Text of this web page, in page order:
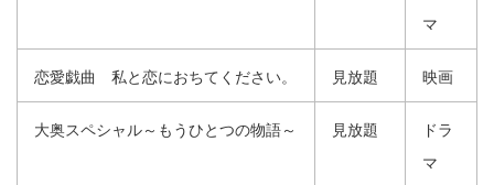
マ
恋愛戯曲 私と恋におちてください。 見放題 映画
大奥スペシャル～もうひとつの物語～ 見放題
ドラ
マ